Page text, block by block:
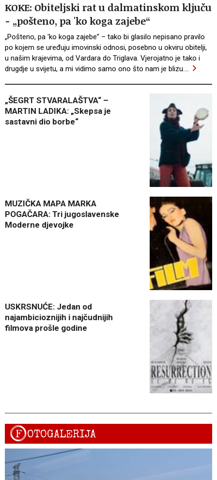
KOKE: Obiteljski rat u dalmatinskom ključu
- „pošteno, pa 'ko koga zajebe“
„Pošteno, pa 'ko koga zajebe” – tako bi glasilo nepisano pravilo
po kojem se uređuju imovinski odnosi, posebno u okviru obitelji,
u našim krajevima, od Vardara do Triglava. Vjerojatno je tako i
drugdje u svijetu, a mi vidimo samo ono što nam je blizu.…
„ŠEGRT STVARALAŠTVA“ –
MARTIN LADIKA: „Skepsa je
sastavni dio borbe“
MUZIČKA MAPA MARKA
POGAČARA: Tri jugoslavenske
Moderne djevojke
USKRSNUĆE: Jedan od
najambicioznijih i najčudnijih
filmova prošle godine
FOTOGALERIJA